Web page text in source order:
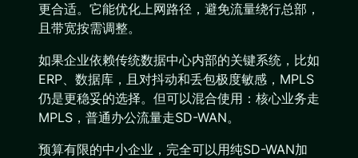
更合适。它能优化上网路径，避免流量绕行总部，
且带宽按需调整。
如果企业依赖传统数据中心内部的关键系统，比如
ERP、数据库，且对抖动和丢包极度敏感，MPLS
仍是更稳妥的选择。但可以混合使用：核心业务走
MPLS，普通办公流量走SD-WAN。
预算有限的中小企业，完全可以用纯SD-WAN加